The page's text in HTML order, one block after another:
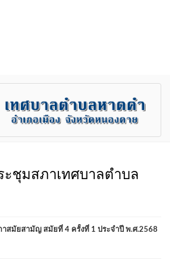
ะชุมสภาเทศบาลตำบล
สมัยสามัญ สมัยที่่ 4 ครั้งที่ 1 ประจำปี พ.ศ.2568